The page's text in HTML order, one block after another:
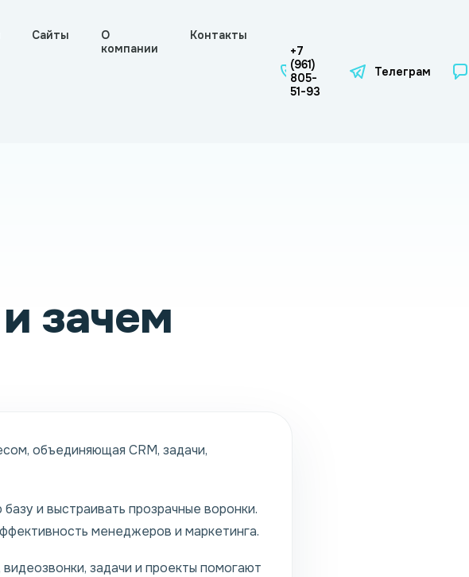
Сайты
О
компании
Контакты
+7
(961)
805-
51-93
Телеграм
зачем
объединяющая CRM, задачи,
и выстраивать прозрачные воронки.
менеджеров и маркетинга.
задачи и проекты помогают